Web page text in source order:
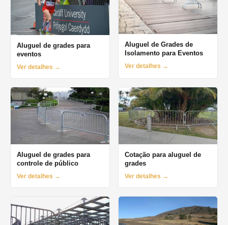
Aluguel de grades para
eventos
Ver detalhes →
Aluguel de Grades de
Isolamento para Eventos
Ver detalhes →
Aluguel de grades para
controle de público
Ver detalhes →
Cotação para aluguel de
grades
Ver detalhes →